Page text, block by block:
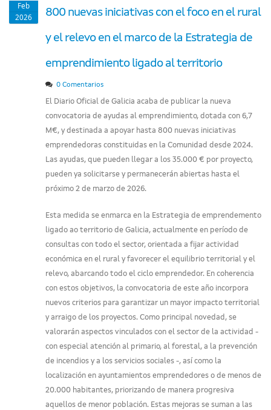
Feb
2026
800 nuevas iniciativas con el foco en el rural
y el relevo en el marco de la Estrategia de
emprendimiento ligado al territorio
0 Comentarios
El Diario Oficial de Galicia acaba de publicar la nueva
convocatoria de ayudas al emprendimiento, dotada con 6,7
M€, y destinada a apoyar hasta 800 nuevas iniciativas
emprendedoras constituidas en la Comunidad desde 2024.
Las ayudas, que pueden llegar a los 35.000 € por proyecto,
pueden ya solicitarse y permanecerán abiertas hasta el
próximo 2 de marzo de 2026.
Esta medida se enmarca en la Estrategia de emprendemento
ligado ao territorio de Galicia, actualmente en período de
consultas con todo el sector, orientada a fijar actividad
económica en el rural y favorecer el equilibrio territorial y el
relevo, abarcando todo el ciclo emprendedor. En coherencia
con estos objetivos, la convocatoria de este año incorpora
nuevos criterios para garantizar un mayor impacto territorial
y arraigo de los proyectos. Como principal novedad, se
valorarán aspectos vinculados con el sector de la actividad -
con especial atención al primario, al forestal, a la prevención
de incendios y a los servicios sociales -, así como la
localización en ayuntamientos emprendedores o de menos de
20.000 habitantes, priorizando de manera progresiva
aquellos de menor población. Estas mejoras se suman a las